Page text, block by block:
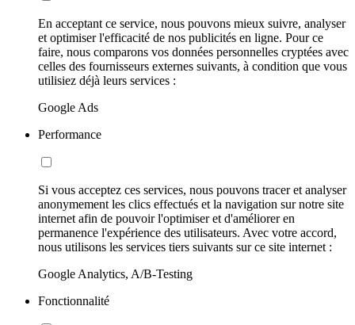
En acceptant ce service, nous pouvons mieux suivre, analyser
et optimiser l'efficacité de nos publicités en ligne. Pour ce
faire, nous comparons vos données personnelles cryptées avec
celles des fournisseurs externes suivants, à condition que vous
utilisiez déjà leurs services :
Google Ads
Performance
Si vous acceptez ces services, nous pouvons tracer et analyser
anonymement les clics effectués et la navigation sur notre site
internet afin de pouvoir l'optimiser et d'améliorer en
permanence l'expérience des utilisateurs. Avec votre accord,
nous utilisons les services tiers suivants sur ce site internet :
Google Analytics, A/B-Testing
Fonctionnalité